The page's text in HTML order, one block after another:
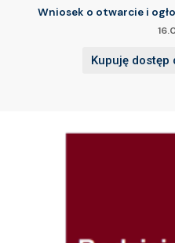
Wniosek o otwarcie i
Kupuję dostęp